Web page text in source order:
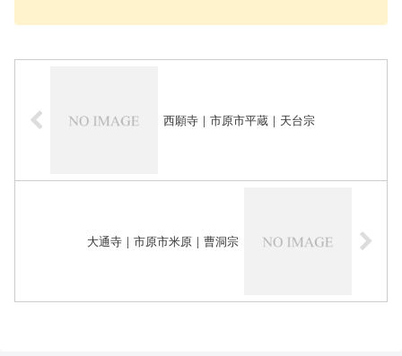
西願寺｜市原市平蔵｜天台宗
大通寺｜市原市米原｜曹洞宗